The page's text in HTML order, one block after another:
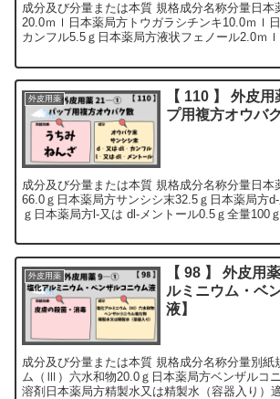
成分及び分量または本質 規格成分名称分量日本
20.0ｍｌ日本薬局方トウガラシチンキ10.0ｍｌ
カンフル5.5ｇ日本薬局方液状フェノール2.0ｍ
外皮用薬
【 110 】 外皮
プ用複方オウバク
成分及び分量または本質 規格成分名称分量日本
66.0ｇ日本薬局方サンシシ末32.5ｇ日本薬局方
ｇ日本薬局方l‐又は dl‐メントール0.5ｇ全量
外皮用薬
【 98 】 外皮
ルミニウム・ベ
液】
成分及び分量または本質 規格成分名称分量別紙
ム（Ⅲ）六水和物20.0ｇ日本薬局方ベンザルコ
溶剤日本薬局方精製水又は精製水（容器入り）